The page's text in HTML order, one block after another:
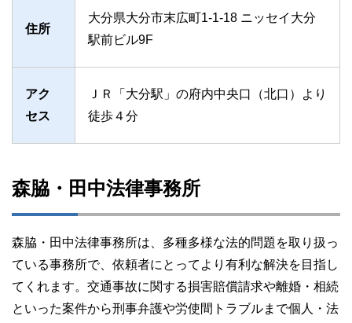
住所
大分県大分市末広町1-1-18 ニッセイ大分
駅前ビル9F
アク
セス
ＪＲ「大分駅」の府内中央口（北口）より
徒歩４分
森脇・田中法律事務所
森脇・田中法律事務所は、多種多様な法的問題を取り扱っ
ている事務所で、依頼者にとってより有利な解決を目指し
てくれます。交通事故に関する損害賠償請求や離婚・相続
といった案件から刑事弁護や労使間トラブルまで個人・法